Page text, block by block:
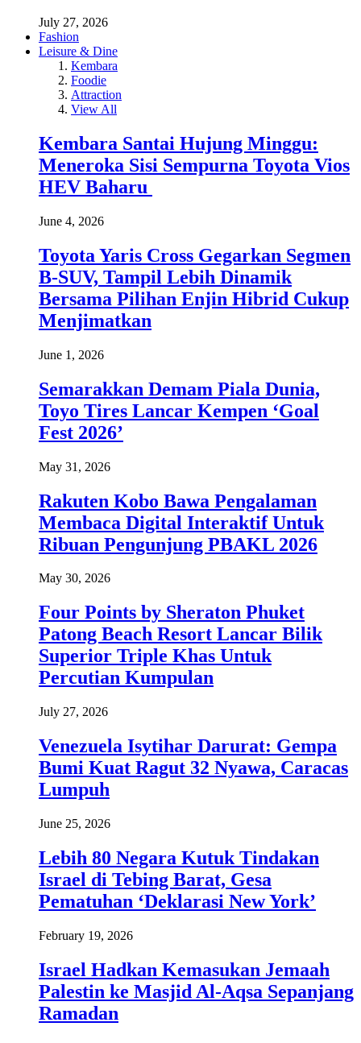
July 27, 2026
Fashion
Leisure & Dine
Kembara
Foodie
Attraction
View All
Kembara Santai Hujung Minggu:
Meneroka Sisi Sempurna Toyota Vios
HEV Baharu
June 4, 2026
Toyota Yaris Cross Gegarkan Segmen
B-SUV, Tampil Lebih Dinamik
Bersama Pilihan Enjin Hibrid Cukup
Menjimatkan
June 1, 2026
Semarakkan Demam Piala Dunia,
Toyo Tires Lancar Kempen ‘Goal
Fest 2026’
May 31, 2026
Rakuten Kobo Bawa Pengalaman
Membaca Digital Interaktif Untuk
Ribuan Pengunjung PBAKL 2026
May 30, 2026
Four Points by Sheraton Phuket
Patong Beach Resort Lancar Bilik
Superior Triple Khas Untuk
Percutian Kumpulan
July 27, 2026
Venezuela Isytihar Darurat: Gempa
Bumi Kuat Ragut 32 Nyawa, Caracas
Lumpuh
June 25, 2026
Lebih 80 Negara Kutuk Tindakan
Israel di Tebing Barat, Gesa
Pematuhan ‘Deklarasi New York’
February 19, 2026
Israel Hadkan Kemasukan Jemaah
Palestin ke Masjid Al-Aqsa Sepanjang
Ramadan